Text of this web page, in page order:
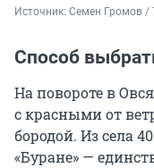
Источник: Семен Громов /
Способ
На повороте в
с красными от
бородой. Из села
«Буране» —